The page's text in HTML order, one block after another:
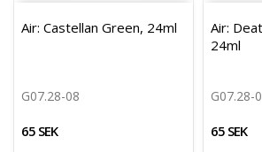
Lägg till i
Air: Castellan Green, 24ml
G07.28-08
65 SEK
Air:
24ml
G07.28-
65 SEK